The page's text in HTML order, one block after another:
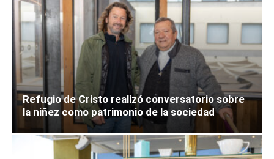
Refugio de Cristo realizó conversatorio sobre
la niñez como patrimonio de la sociedad